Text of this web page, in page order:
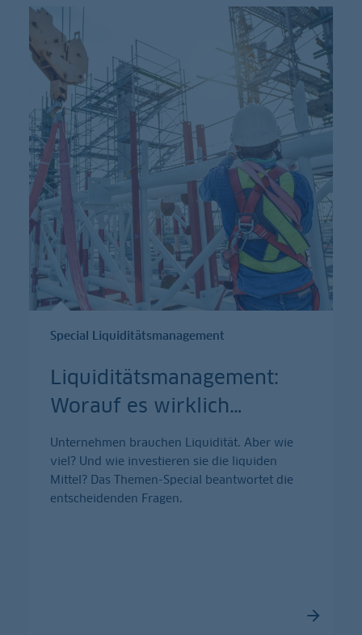
Special Liquiditätsmanagement
Liquiditätsmanagement:
Worauf es wirklich…
Unternehmen brauchen Liquidität. Aber wie
viel? Und wie investieren sie die liquiden
Mittel? Das Themen-Special beantwortet die
entscheidenden Fragen.